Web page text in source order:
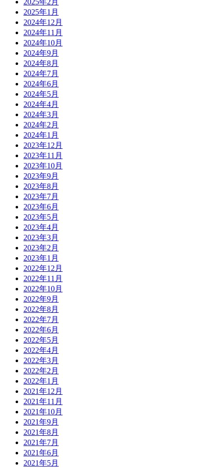
2025年1月
2024年12月
2024年11月
2024年10月
2024年9月
2024年8月
2024年7月
2024年6月
2024年5月
2024年4月
2024年3月
2024年2月
2024年1月
2023年12月
2023年11月
2023年10月
2023年9月
2023年8月
2023年7月
2023年6月
2023年5月
2023年4月
2023年3月
2023年2月
2023年1月
2022年12月
2022年11月
2022年10月
2022年9月
2022年8月
2022年7月
2022年6月
2022年5月
2022年4月
2022年3月
2022年2月
2022年1月
2021年12月
2021年11月
2021年10月
2021年9月
2021年8月
2021年7月
2021年6月
2021年5月